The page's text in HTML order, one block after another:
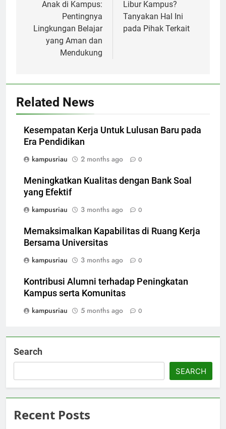
Anak di Kampus:
Pentingnya
Lingkungan Belajar
yang Aman dan
Mendukung
Libur Kampus?
Tanyakan Hal Ini
pada Pihak Terkait
Related News
Kesempatan Kerja Untuk Lulusan Baru pada
Era Pendidikan
kampusriau
2 months ago 0
Meningkatkan Kualitas dengan Bank Soal
yang Efektif
kampusriau
3 months ago 0
Memaksimalkan Kapabilitas di Ruang Kerja
Bersama Universitas
kampusriau
3 months ago 0
Kontribusi Alumni terhadap Peningkatan
Kampus serta Komunitas
kampusriau
5 months ago 0
Search
SEARCH
Recent Posts